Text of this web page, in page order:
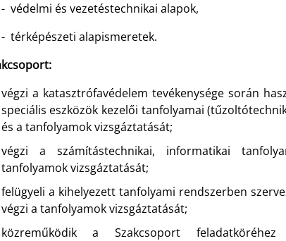
- védelmi és vezetéstechnikai alapok,
- térképészeti alapismeretek.
végzi a katasztrófavédelem tevékenysége során
speciális eszközök kezelői tanfolyamai
és a tanfolyamok vizsgáztatását;
végzi a számítástechnikai, informatikai
tanfolyamok vizsgáztatását;
felügyeli a kihelyezett tanfolyami rendszerben
végzi a tanfolyamok vizsgáztatását;
közreműködik a Szakcsoport feladatköréhez